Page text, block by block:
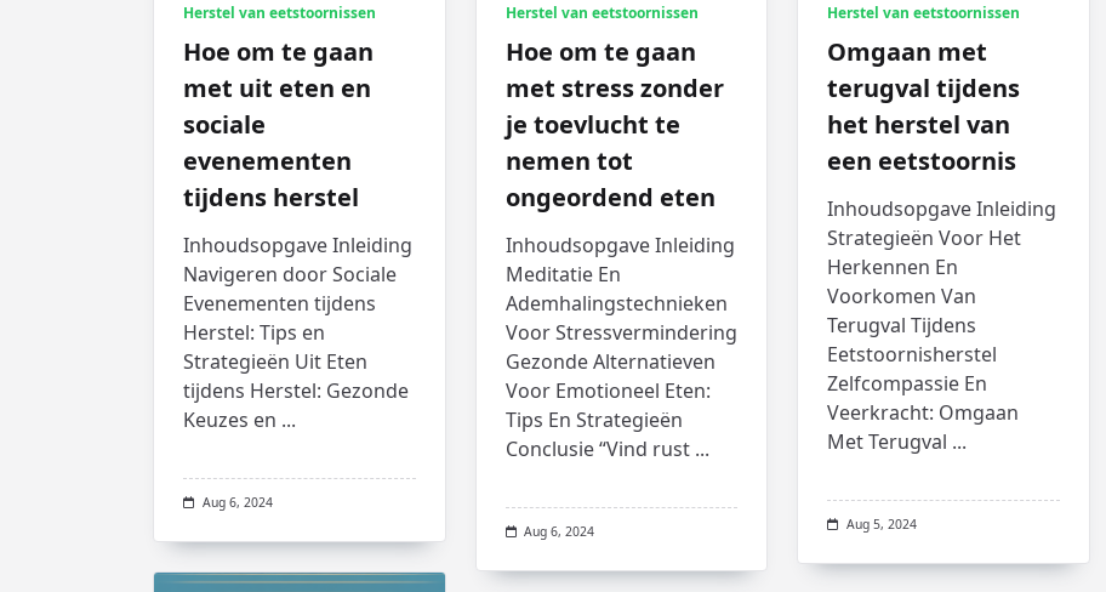
Herstel van eetstoornissen
Hoe om te gaan
met uit eten en
sociale
evenementen
tijdens herstel
Inhoudsopgave Inleiding
Navigeren door Sociale
Evenementen tijdens
Herstel: Tips en
Strategieën Uit Eten
tijdens Herstel: Gezonde
Keuzes en ...
Aug 6, 2024
Herstel van eetstoornissen
Hoe om te gaan
met stress zonder
je toevlucht te
nemen tot
ongeordend eten
Inhoudsopgave Inleiding
Meditatie En
Ademhalingstechnieken
Voor Stressvermindering
Gezonde Alternatieven
Voor Emotioneel Eten:
Tips En Strategieën
Conclusie “Vind rust ...
Aug 6, 2024
Herstel van eetstoornissen
Omgaan met
terugval tijdens
het herstel van
een eetstoornis
Inhoudsopgave Inleiding
Strategieën Voor Het
Herkennen En
Voorkomen Van
Terugval Tijdens
Eetstoornisherstel
Zelfcompassie En
Veerkracht: Omgaan
Met Terugval ...
Aug 5, 2024